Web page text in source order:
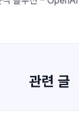
관련 글